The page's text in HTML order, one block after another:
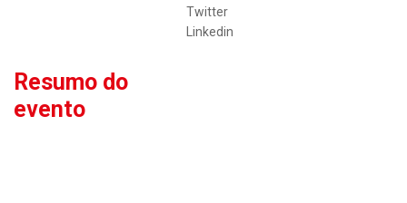
Twitter
Linkedin
Resumo do
evento